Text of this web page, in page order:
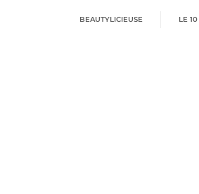
BEAUTYLICIEUSE LE